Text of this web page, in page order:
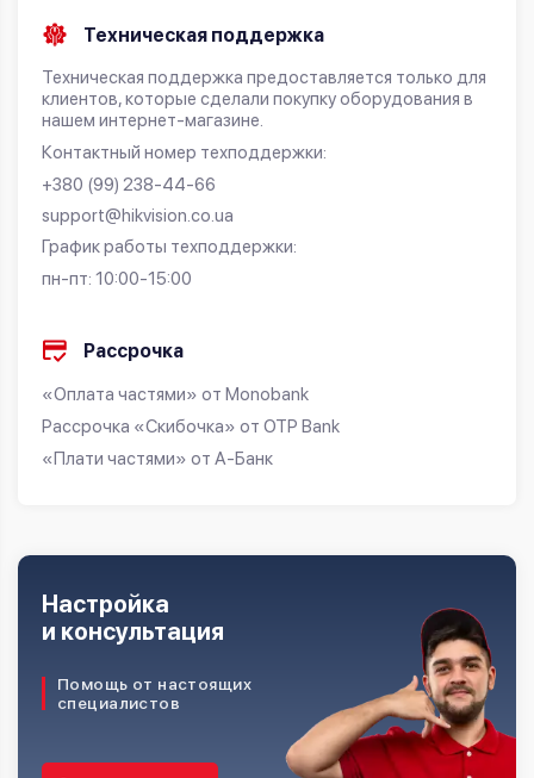
Техническая поддержка
Техническая поддержка предоставляется только для
клиентов, которые сделали покупку оборудования в
нашем интернет-магазине.
Контактный номер техподдержки:
+380 (99) 238-44-66
support@hikvision.co.ua
График работы техподдержки:
пн-пт: 10:00-15:00
Рассрочка
«Оплата частями» от Monobank
Рассрочка «Скибочка» от OTP Bank
«Плати частями» от А-Банк
Помощь от настоящих
специалистов
Настройка
и консультация